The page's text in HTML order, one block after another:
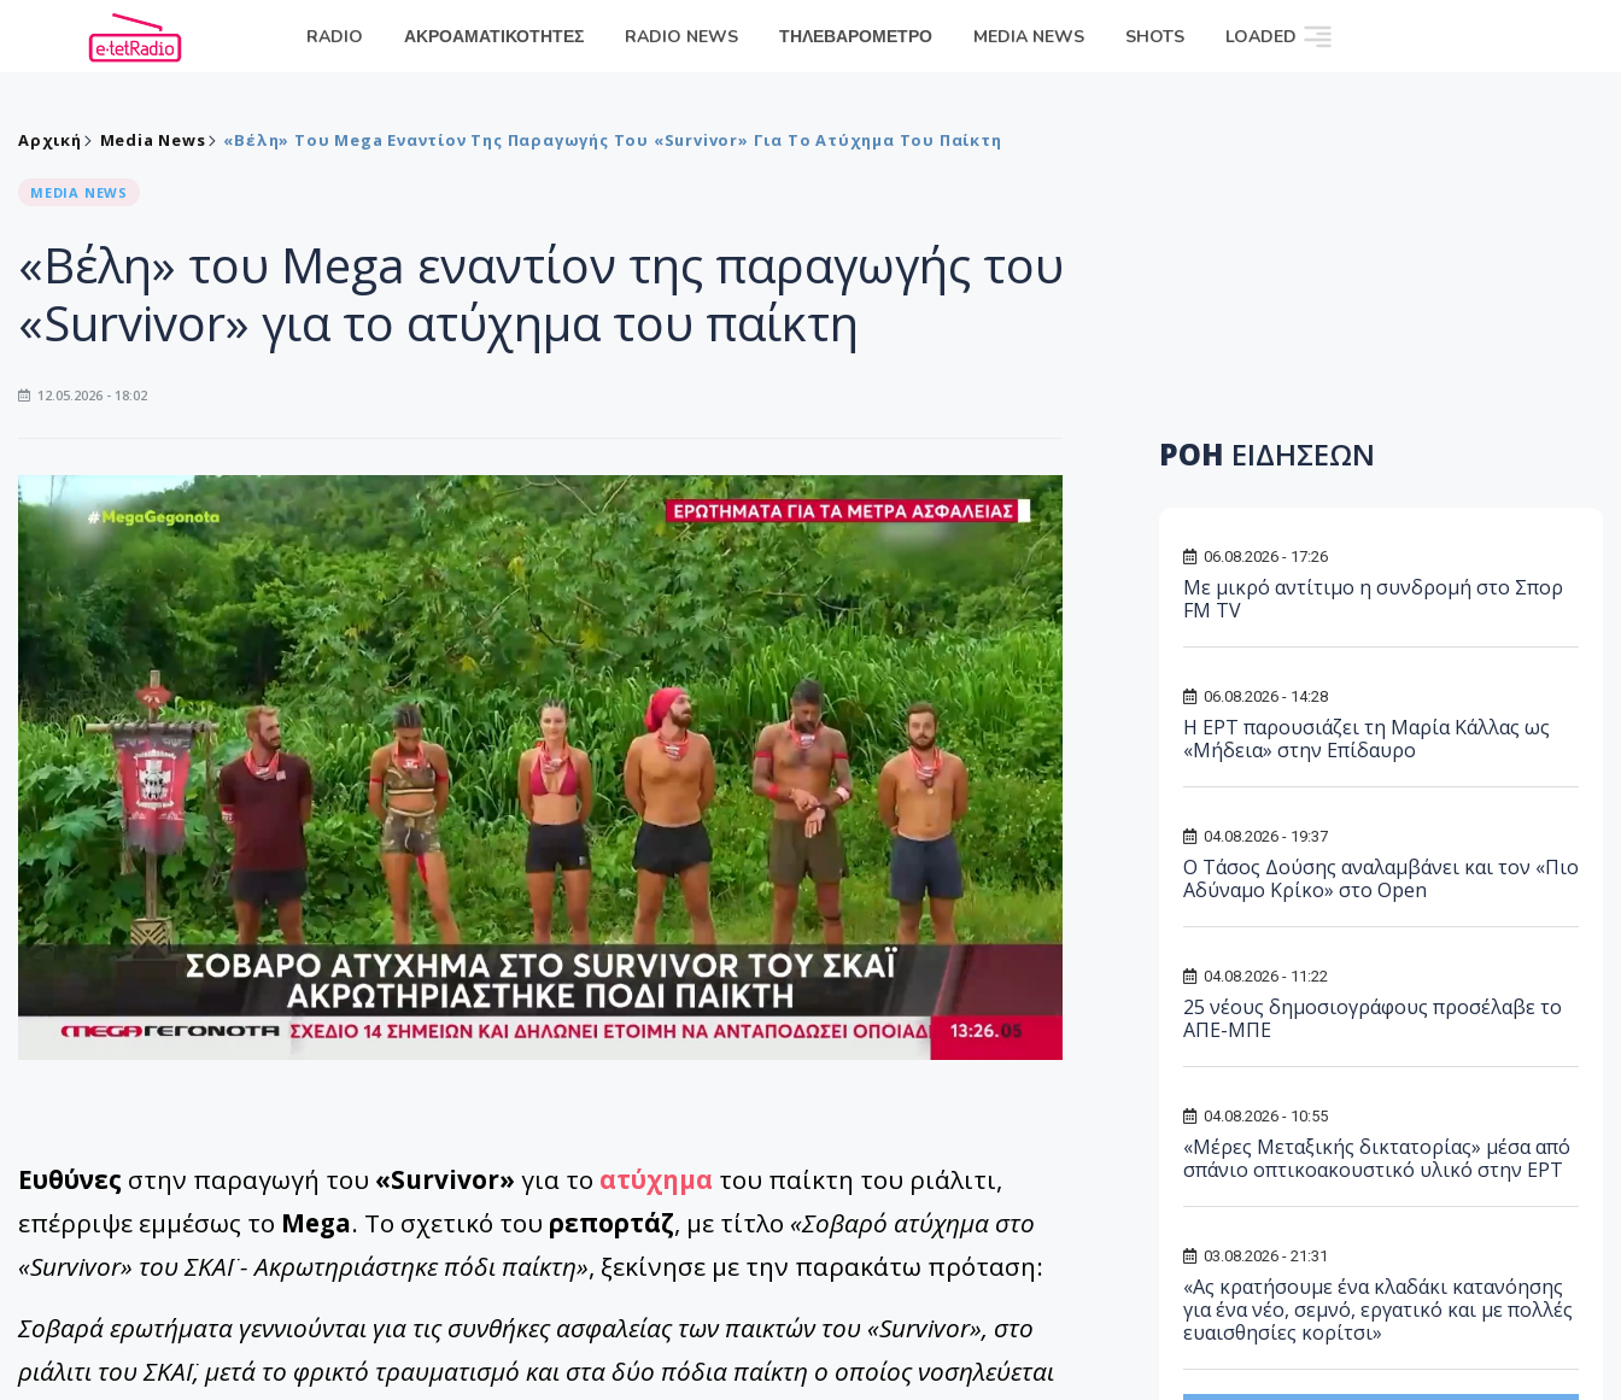
RADIO ΑΚΡΟΑΜΑΤΙΚΟΤΗΤΕΣ RADIO NEWS ΤΗΛΕΒΑΡΟΜΕΤΡΟ MEDIA NEWS SHOTS LOADED
Αρχική Media News «Βέλη» Του Mega Εναντίον Της Παραγωγής Του «Survivor» Για Το Ατύχημα Του Παίκτη
MEDIA NEWS
«Βέλη» του Mega εναντίον της παραγωγής του
«Survivor» για το ατύχημα του παίκτη
12.05.2026 - 18:02
Ευθύνες στην παραγωγή του «Survivor» για το ατύχημα του παίκτη του ριάλιτι,
επέρριψε εμμέσως το Mega. Το σχετικό του ρεπορτάζ, με τίτλο «Σοβαρό ατύχημα στο
«Survivor» του ΣΚΑΪ - Ακρωτηριάστηκε πόδι παίκτη», ξεκίνησε με την παρακάτω πρόταση:
Σοβαρά ερωτήματα γεννιούνται για τις συνθήκες ασφαλείας των παικτών του «Survivor», στο
ριάλιτι του ΣΚΑΪ, μετά το φρικτό τραυματισμό και στα δύο πόδια παίκτη ο οποίος νοσηλεύεται
ΡΟΗ ΕΙΔΗΣΕΩΝ
06.08.2026 - 17:26
Με μικρό αντίτιμο η συνδρομή στο Σπορ
FM TV
06.08.2026 - 14:28
Η ΕΡΤ παρουσιάζει τη Μαρία Κάλλας ως
«Μήδεια» στην Επίδαυρο
04.08.2026 - 19:37
Ο Τάσος Δούσης αναλαμβάνει και τον «Πιο
Αδύναμο Κρίκο» στο Open
04.08.2026 - 11:22
25 νέους δημοσιογράφους προσέλαβε το
ΑΠΕ-ΜΠΕ
04.08.2026 - 10:55
«Μέρες Μεταξικής δικτατορίας» μέσα από
σπάνιο οπτικοακουστικό υλικό στην ΕΡΤ
03.08.2026 - 21:31
«Ας κρατήσουμε ένα κλαδάκι κατανόησης
για ένα νέο, σεμνό, εργατικό και με πολλές
ευαισθησίες κορίτσι»